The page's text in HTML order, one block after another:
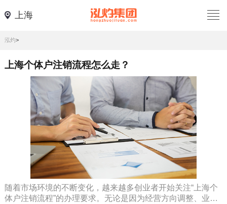
上海
泓灼>
上海个体户注销流程怎么走？
随着市场环境的不断变化，越来越多创业者开始关注“上海个
体户注销流程”的办理要求。无论是因为经营方向调整、业务